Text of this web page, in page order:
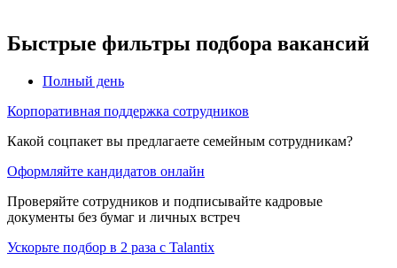
Быстрые фильтры подбора вакансий
Полный день
Корпоративная поддержка сотрудников
Какой соцпакет вы предлагаете семейным сотрудникам?
Оформляйте кандидатов онлайн
Проверяйте сотрудников и подписывайте кадровые
документы без бумаг и личных встреч
Ускорьте подбор в 2 раза с Talantix